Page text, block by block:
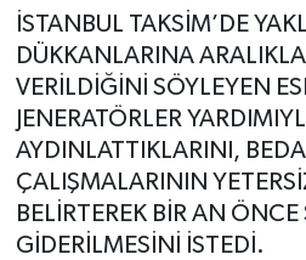
İSTANBUL TAKSİM’DE
DÜKKANLARINA
VERİLDİĞİNİ SÖYLEYEN
JENERATÖRLER
AYDINLATTIKLARINI,
ÇALIŞMALARININ
BELİRTEREK BİR AN
GİDERİLMESİNİ İSTEDİ.
EĞİTİM
KÜLTÜR SANAT
MAGAZİN
YEREL
Haber Arşivi